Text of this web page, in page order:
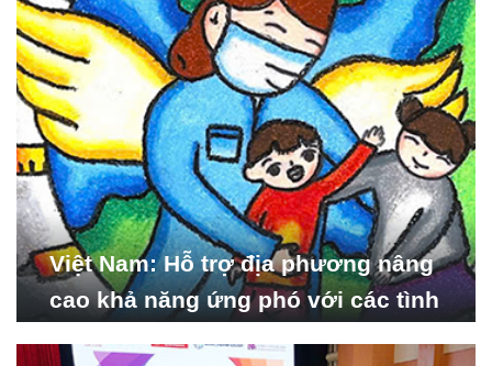
Việt Nam: Hỗ trợ địa phương nâng
cao khả năng ứng phó với các tình